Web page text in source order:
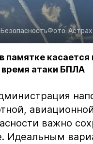
БезопасностьФото:
памятке касается
время атаки БПЛА
важно
Идеальным